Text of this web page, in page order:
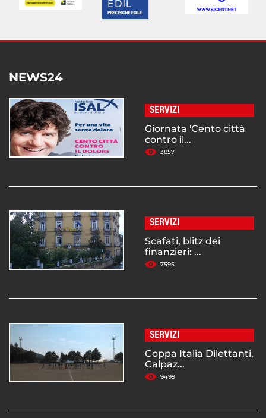
NEWS24
SERVIZI
Giornata 'Cento città
contro il...
3857
SERVIZI
Scafati, blitz dei
finanzieri: ...
7595
SERVIZI
Coppa Italia Dilettanti,
Calpaz...
9499